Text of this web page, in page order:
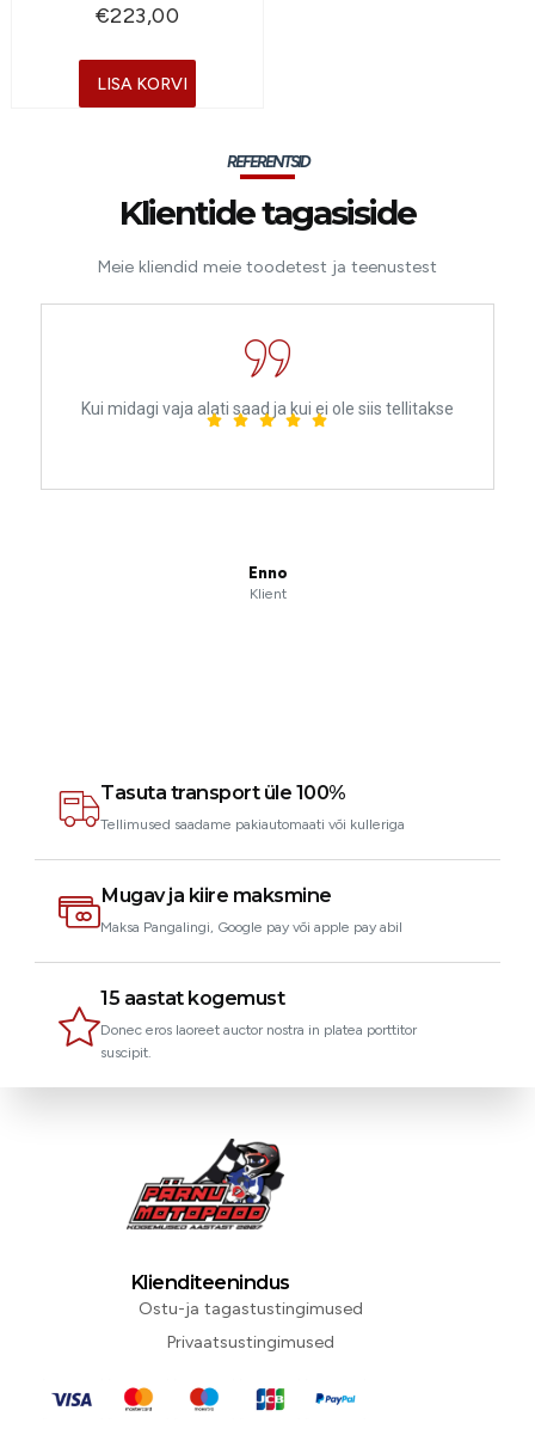
€223,00
LISA KORVI
REFERENTSID
Klientide tagasiside
Meie kliendid meie toodetest ja teenustest
Enno
Klient
Kui midagi vaja alati saad ja kui ei ole siis tellitakse
Tasuta transport üle 100%
Tellimused saadame pakiautomaati või kulleriga
Mugav ja kiire maksmine
Maksa Pangalingi, Google pay või apple pay abil
15 aastat kogemust
Donec eros laoreet auctor nostra in platea porttitor
suscipit.
Klienditeenindus
Ostu-ja tagastustingimused
Privaatsustingimused